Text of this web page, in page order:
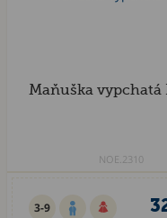
Maňuška vypchatá
NOE.2310
3-9